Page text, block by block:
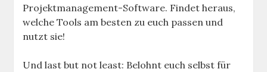
Projektmanagement-Software. Findet heraus,
welche Tools am besten zu euch passen und
nutzt sie!
Und last but not least: Belohnt euch selbst für